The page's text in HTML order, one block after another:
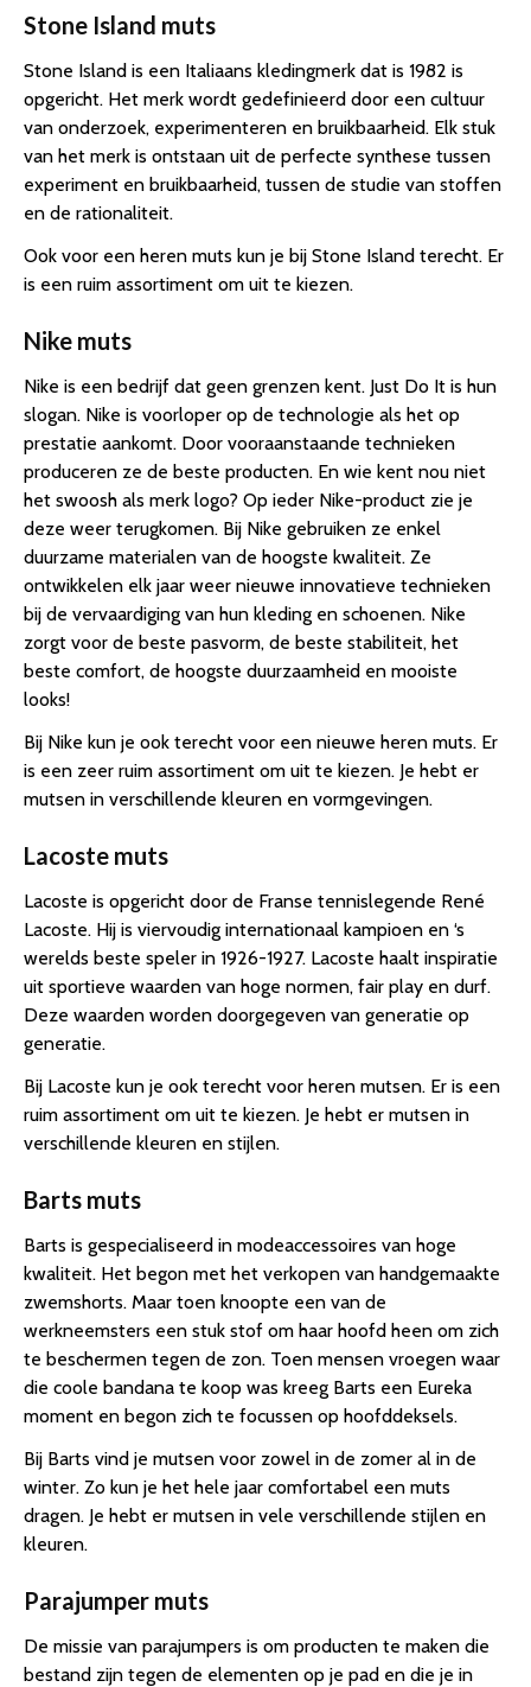
Stone Island muts
Stone Island is een Italiaans kledingmerk dat is 1982 is
opgericht. Het merk wordt gedefinieerd door een cultuur
van onderzoek, experimenteren en bruikbaarheid. Elk stuk
van het merk is ontstaan uit de perfecte synthese tussen
experiment en bruikbaarheid, tussen de studie van stoffen
en de rationaliteit.
Ook voor een heren muts kun je bij Stone Island terecht. Er
is een ruim assortiment om uit te kiezen.
Nike muts
Nike is een bedrijf dat geen grenzen kent. Just Do It is hun
slogan. Nike is voorloper op de technologie als het op
prestatie aankomt. Door vooraanstaande technieken
produceren ze de beste producten. En wie kent nou niet
het swoosh als merk logo? Op ieder Nike-product zie je
deze weer terugkomen. Bij Nike gebruiken ze enkel
duurzame materialen van de hoogste kwaliteit. Ze
ontwikkelen elk jaar weer nieuwe innovatieve technieken
bij de vervaardiging van hun kleding en schoenen. Nike
zorgt voor de beste pasvorm, de beste stabiliteit, het
beste comfort, de hoogste duurzaamheid en mooiste
looks!
Bij Nike kun je ook terecht voor een nieuwe heren muts. Er
is een zeer ruim assortiment om uit te kiezen. Je hebt er
mutsen in verschillende kleuren en vormgevingen.
Lacoste muts
Lacoste is opgericht door de Franse tennislegende René
Lacoste. Hij is viervoudig internationaal kampioen en ‘s
werelds beste speler in 1926-1927. Lacoste haalt inspiratie
uit sportieve waarden van hoge normen, fair play en durf.
Deze waarden worden doorgegeven van generatie op
generatie.
Bij Lacoste kun je ook terecht voor heren mutsen. Er is een
ruim assortiment om uit te kiezen. Je hebt er mutsen in
verschillende kleuren en stijlen.
Barts muts
Barts is gespecialiseerd in modeaccessoires van hoge
kwaliteit. Het begon met het verkopen van handgemaakte
zwemshorts. Maar toen knoopte een van de
werkneemsters een stuk stof om haar hoofd heen om zich
te beschermen tegen de zon. Toen mensen vroegen waar
die coole bandana te koop was kreeg Barts een Eureka
moment en begon zich te focussen op hoofddeksels.
Bij Barts vind je mutsen voor zowel in de zomer al in de
winter. Zo kun je het hele jaar comfortabel een muts
dragen. Je hebt er mutsen in vele verschillende stijlen en
kleuren.
Parajumper muts
De missie van parajumpers is om producten te maken die
bestand zijn tegen de elementen op je pad en die je in